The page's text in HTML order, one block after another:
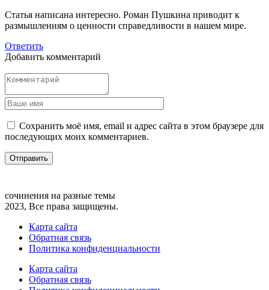
Статья написана интересно. Роман Пушкина приводит к
размышлениям о ценности справедливости в нашем мире.
Ответить
Добавить комментарий
Сохранить моё имя, email и адрес сайта в этом браузере для
последующих моих комментариев.
сочинения на разные темы
2023, Все права защищены.
Карта сайта
Обратная связь
Политика конфиденциальности
Карта сайта
Обратная связь